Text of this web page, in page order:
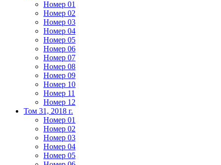
Номер 01
Номер 02
Номер 03
Номер 04
Номер 05
Номер 06
Номер 07
Номер 08
Номер 09
Номер 10
Номер 11
Номер 12
Том 31, 2018 г.
Номер 01
Номер 02
Номер 03
Номер 04
Номер 05